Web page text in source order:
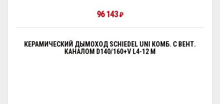
96 143₽
КЕРАМИЧЕСКИЙ ДЫМОХОД SCHIEDEL UNI КОМБ. С ВЕНТ.
КАНАЛОМ D140/160+V L4-12 М